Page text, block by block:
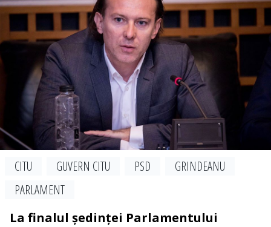
CITU GUVERN CITU PSD
GRINDEANU
PARLAMENT
La finalul ședinței Parlamentului